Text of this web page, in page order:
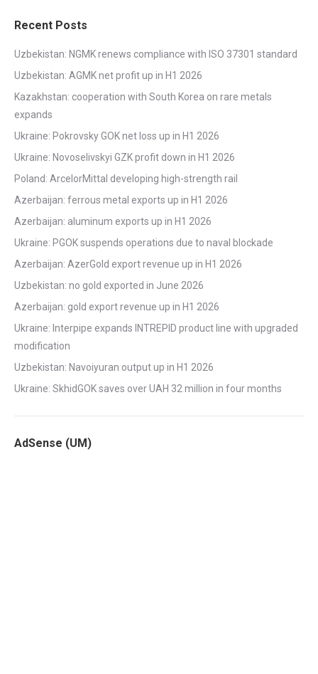
Recent Posts
Uzbekistan: NGMK renews compliance with ISO 37301 standard
Uzbekistan: AGMK net profit up in H1 2026
Kazakhstan: cooperation with South Korea on rare metals
expands
Ukraine: Pokrovsky GOK net loss up in H1 2026
Ukraine: Novoselivskyi GZK profit down in H1 2026
Poland: ArcelorMittal developing high-strength rail
Azerbaijan: ferrous metal exports up in H1 2026
Azerbaijan: aluminum exports up in H1 2026
Ukraine: PGOK suspends operations due to naval blockade
Azerbaijan: AzerGold export revenue up in H1 2026
Uzbekistan: no gold exported in June 2026
Azerbaijan: gold export revenue up in H1 2026
Ukraine: Interpipe expands INTREPID product line with upgraded
modification
Uzbekistan: Navoiyuran output up in H1 2026
Ukraine: SkhidGOK saves over UAH 32 million in four months
AdSense (UM)